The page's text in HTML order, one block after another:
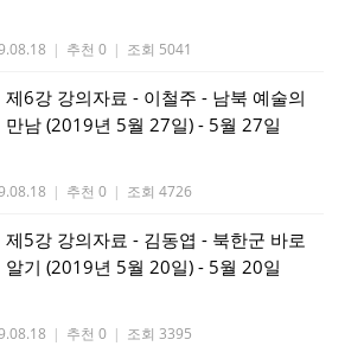
| 추천 0 | 조회 5041
제6강 강의자료 - 이철주 - 남북 예술의
만남 (2019년 5월 27일) - 5월 27일
| 추천 0 | 조회 4726
제5강 강의자료 - 김동엽 - 북한군 바로
알기 (2019년 5월 20일) - 5월 20일
| 추천 0 | 조회 3395